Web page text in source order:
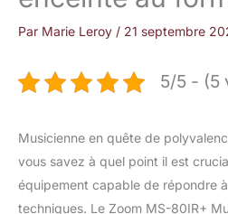
Par Marie Leroy / 21 septembre
5/5 - (5
Musicienne en quête de
vous savez à quel point il est
équipement capable de répondre
techniques. Le Zoom MS-80IR+